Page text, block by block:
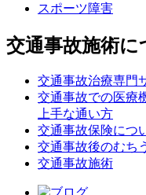
スポーツ障害
交通事故施術に
交通事故治療専門
交通事故での医療
上手な通い方
交通事故保険につ
交通事故後のむち
交通事故施術